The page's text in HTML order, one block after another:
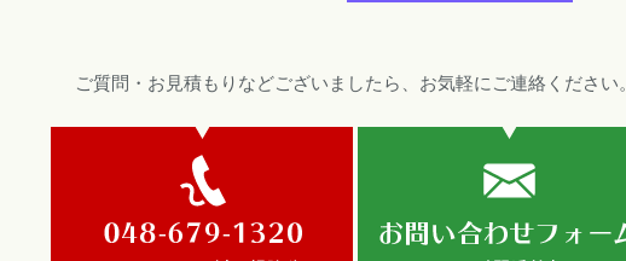
ご質問・お見積もりなどございましたら、お気軽にご連絡ください